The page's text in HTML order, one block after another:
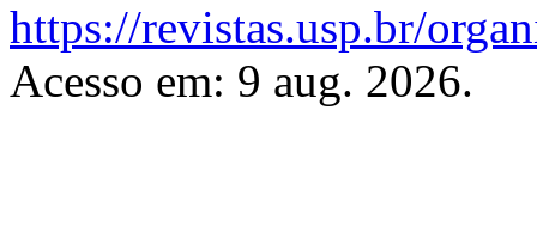
https://revistas.usp.br/
Acesso em: 9 aug. 2026.